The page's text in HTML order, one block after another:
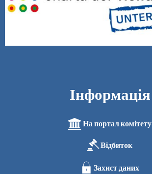
Інформація
На портал комітету
Відбиток
Захист даних